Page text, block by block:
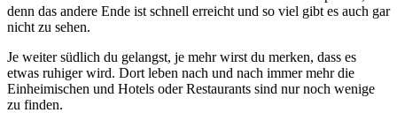
denn das andere Ende ist schnell erreicht und so viel gibt es auch gar
nicht zu sehen.
Je weiter südlich du gelangst, je mehr wirst du merken, dass es
etwas ruhiger wird. Dort leben nach und nach immer mehr die
Einheimischen und Hotels oder Restaurants sind nur noch wenige
zu finden.